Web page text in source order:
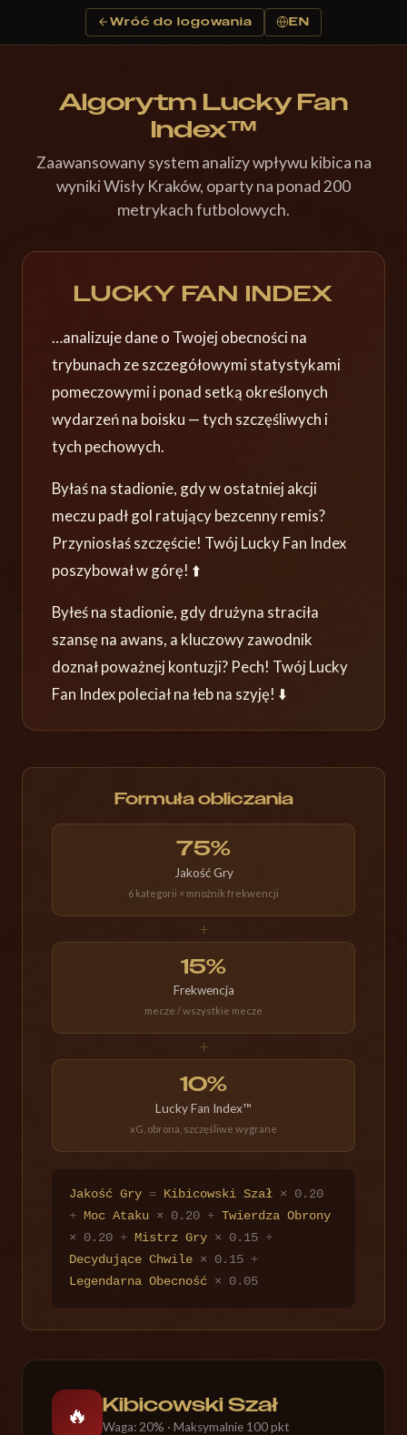
Wróć do logowania EN
Algorytm Lucky Fan
Index™
Zaawansowany system analizy wpływu kibica na
wyniki Wisły Kraków, oparty na ponad 200
metrykach futbolowych.
LUCKY FAN INDEX
…analizuje dane o Twojej obecności na
trybunach ze szczegółowymi statystykami
pomeczowymi i ponad setką określonych
wydarzeń na boisku — tych szczęśliwych i
tych pechowych.
Byłaś na stadionie, gdy w ostatniej akcji
meczu padł gol ratujący bezcenny remis?
Przyniosłaś szczęście! Twój Lucky Fan Index
poszybował w górę! ⬆️
Byłeś na stadionie, gdy drużyna straciła
szansę na awans, a kluczowy zawodnik
doznał poważnej kontuzji? Pech! Twój Lucky
Fan Index poleciał na łeb na szyję! ⬇️
Formuła obliczania
75%
Jakość Gry
6 kategorii × mnożnik frekwencji
+
15%
Frekwencja
mecze / wszystkie mecze
+
10%
Lucky Fan Index™
xG, obrona, szczęśliwe wygrane
Jakość Gry = Kibicowski Szał × 0.20
+
Moc Ataku × 0.20 + Twierdza Obrony
× 0.20 + Mistrz Gry × 0.15 +
Decydujące Chwile × 0.15 +
Legendarna Obecność × 0.05
🔥 Kibicowski Szał
Waga: 20% · Maksymalnie 100 pkt